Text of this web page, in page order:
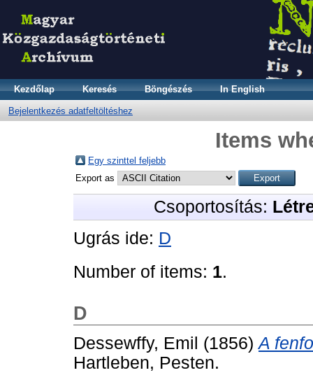
Kezdőlap Keresés Böngészés In English
Bejelentkezés adatfeltöltéshez
Items
Egy szinttel feljebb
Export as
Csoportosítás:
Ugrás ide: D
Number of items: 1.
D
Dessewffy, Emil (1856)A
Hartleben, Pesten.